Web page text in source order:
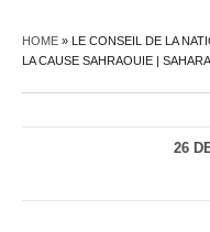
HOME » LE CONSEIL DE LA
LA CAUSE SAHRAOUIE |
26